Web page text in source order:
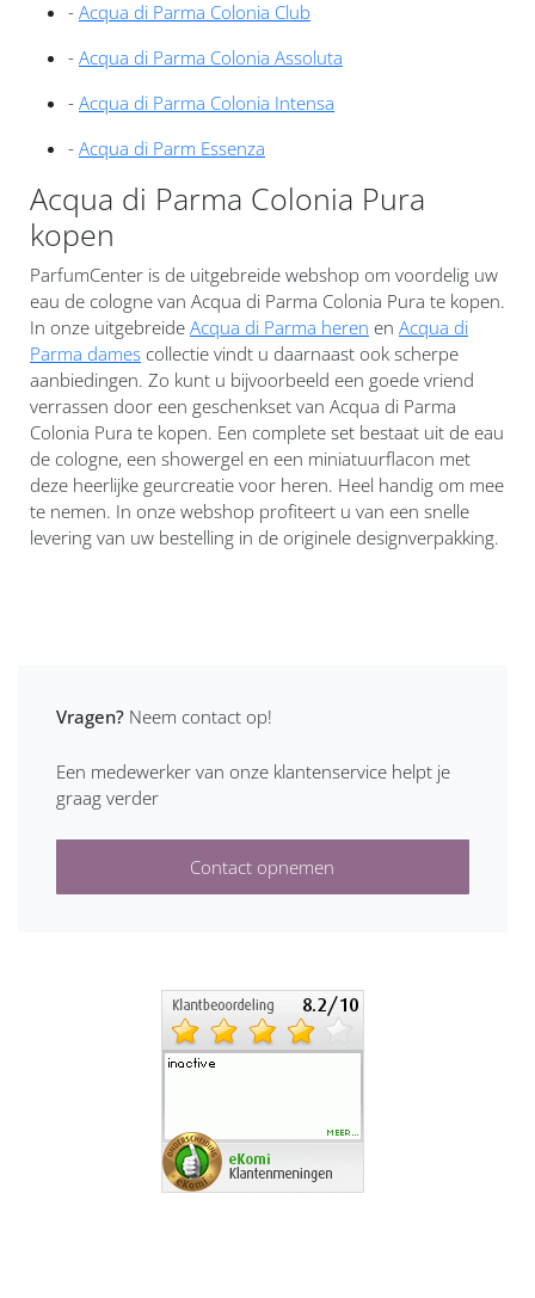
- Acqua di Parma Colonia Club
- Acqua di Parma Colonia Assoluta
- Acqua di Parma Colonia Intensa
- Acqua di Parm Essenza
Acqua di Parma Colonia Pura
kopen
ParfumCenter is de uitgebreide webshop om voordelig uw
eau de cologne van Acqua di Parma Colonia Pura te kopen.
In onze uitgebreide Acqua di Parma heren en Acqua di
Parma dames collectie vindt u daarnaast ook scherpe
aanbiedingen. Zo kunt u bijvoorbeeld een goede vriend
verrassen door een geschenkset van Acqua di Parma
Colonia Pura te kopen. Een complete set bestaat uit de eau
de cologne, een showergel en een miniatuurflacon met
deze heerlijke geurcreatie voor heren. Heel handig om mee
te nemen. In onze webshop profiteert u van een snelle
levering van uw bestelling in de originele designverpakking.
Vragen? Neem contact op!
Een medewerker van onze klantenservice helpt je
graag verder
Contact opnemen